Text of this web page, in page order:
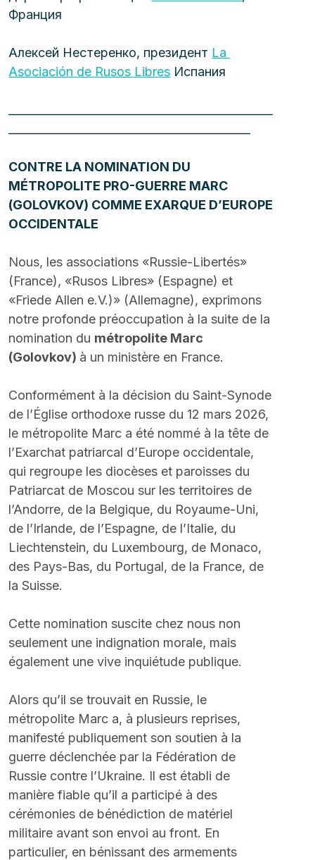
Франция
Алексей Нестеренко, президент La
Asociación de Rusos Libres Испания
CONTRE LA NOMINATION DU
MÉTROPOLITE PRO-GUERRE MARC
(GOLOVKOV) COMME EXARQUE D’EUROPE
OCCIDENTALE
Nous, les associations «Russie-Libertés»
(France), «Rusos Libres» (Espagne) et
«Friede Allen e.V.)» (Allemagne), exprimons
notre profonde préoccupation à la suite de la
nomination du métropolite Marc
(Golovkov) à un ministère en France.
Conformément à la décision du Saint-Synode
de l’Église orthodoxe russe du 12 mars 2026,
le métropolite Marc a été nommé à la tête de
l’Exarchat patriarcal d’Europe occidentale,
qui regroupe les diocèses et paroisses du
Patriarcat de Moscou sur les territoires de
l’Andorre, de la Belgique, du Royaume-Uni,
de l’Irlande, de l’Espagne, de l’Italie, du
Liechtenstein, du Luxembourg, de Monaco,
des Pays-Bas, du Portugal, de la France, de
la Suisse.
Cette nomination suscite chez nous non
seulement une indignation morale, mais
également une vive inquiétude publique.
Alors qu’il se trouvait en Russie, le
métropolite Marc a, à plusieurs reprises,
manifesté publiquement son soutien à la
guerre déclenchée par la Fédération de
Russie contre l’Ukraine. Il est établi de
manière fiable qu’il a participé à des
cérémonies de bénédiction de matériel
militaire avant son envoi au front. En
particulier, en bénissant des armements